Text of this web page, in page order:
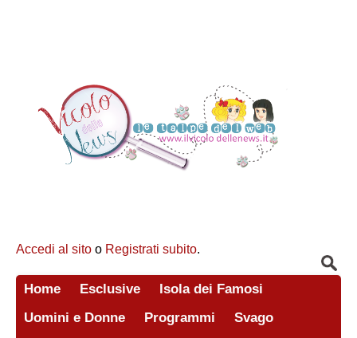
Accedi al sito o Registrati subito.
Home Esclusive
Isola dei Famosi
Uomini e Donne
Programmi
Svago